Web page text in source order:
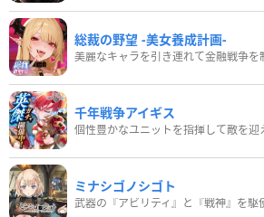
総裁の野望 -美女養成計画-
美麗なキャラを引き連れて金融戦争を
千年戦争アイギス
個性豊かなユニットを指揮して敵を迎
ミナシゴノシゴト